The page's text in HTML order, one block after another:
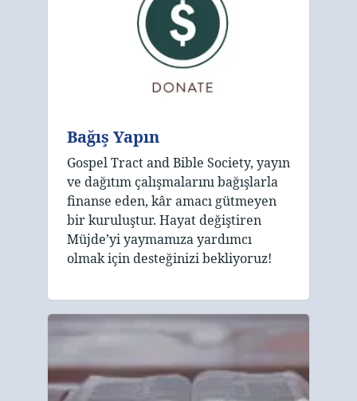
Bağış Yapın
Gospel Tract and Bible Society, yayın
ve dağıtım çalışmalarını bağışlarla
finanse eden, kâr amacı gütmeyen
bir kuruluştur. Hayat değiştiren
Müjde’yi yaymamıza yardımcı
olmak için desteğinizi bekliyoruz!